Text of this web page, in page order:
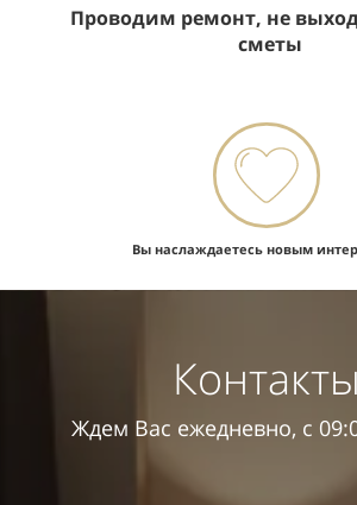
Проводим ремонт, не
сметы
Вы наслаждаетесь новым
Контакты
Ждем Вас ежедневно, с